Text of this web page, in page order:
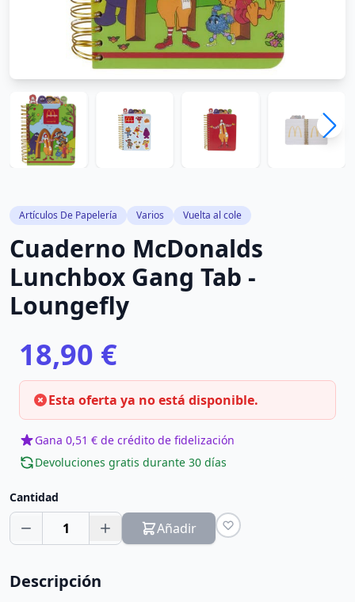
Artículos De Papelería Varios Vuelta al cole
Cuaderno McDonalds
Lunchbox Gang Tab -
Loungefly
18,90 €
Esta oferta ya no está disponible.
Gana 0,51 € de crédito de fidelización
Devoluciones gratis durante 30 días
Cantidad
1 Añadir
Descripción